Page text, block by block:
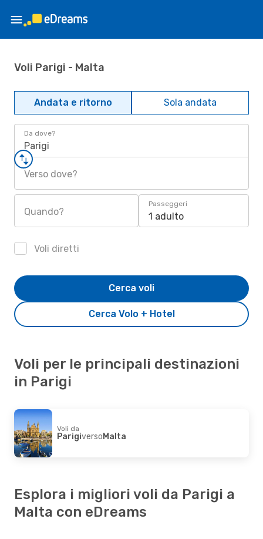
Voli Parigi - Malta
Andata e ritorno Sola andata
Da dove?
Parigi
Verso dove?
Quando?
Passeggeri
1 adulto
Voli diretti
Cerca Volo + Hotel
Cerca voli
Voli per le principali destinazioni
in Parigi
Voli da
ParigiversoMalta
Esplora i migliori voli da Parigi a
Malta con eDreams